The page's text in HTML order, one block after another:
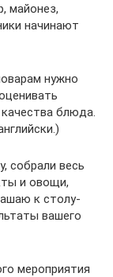
майонез,
начинают
нужно
блюда.
собрали весь
и овощи,
к столу-
вашего
мероприятия